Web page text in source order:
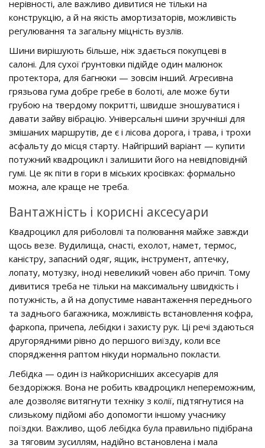
нерівності, але важливо дивитися не тільки на
конструкцію, а й на якість амортизаторів, можливість
регулювання та загальну міцність вузлів.
Шини вирішують більше, ніж здається покупцеві в
салоні. Для сухої ґрунтовки підійде один малюнок
протектора, для багнюки — зовсім інший. Агресивна
грязьова гума добре гребе в болоті, але може бути
грубою на твердому покритті, швидше зношуватися і
давати зайву вібрацію. Універсальні шини зручніші для
змішаних маршрутів, де є і лісова дорога, і трава, і трохи
асфальту до місця старту. Найгірший варіант — купити
потужний квадроцикл і залишити його на невідповідній
гумі. Це як піти в гори в міських кросівках: формально
можна, але краще не треба.
Вантажність і корисні аксесуари
Квадроцикл для риболовлі та полювання майже завжди
щось везе. Вудилища, снасті, ехолот, намет, термос,
каністру, запасний одяг, ящик, інструмент, аптечку,
лопату, мотузку, іноді невеликий човен або причіп. Тому
дивитися треба не тільки на максимальну швидкість і
потужність, а й на допустиме навантаження переднього
та заднього багажника, можливість встановлення кофра,
фаркопа, причепа, лебідки і захисту рук. Ці речі здаються
другорядними рівно до першого виїзду, коли все
спорядження раптом нікуди нормально покласти.
Лебідка — один із найкорисніших аксесуарів для
бездоріжжя. Вона не робить квадроцикл непереможним,
але дозволяє витягнути техніку з колії, підтягнутися на
слизькому підйомі або допомогти іншому учаснику
поїздки. Важливо, щоб лебідка була правильно підібрана
за тяговим зусиллям, надійно встановлена і мала